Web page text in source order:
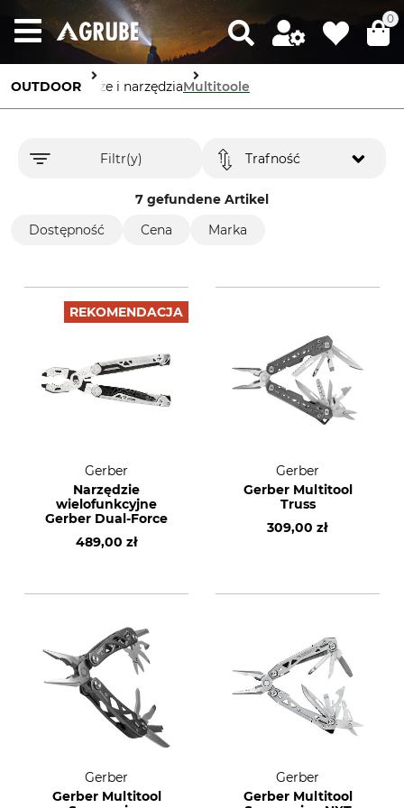
0
OUTDOOR Noże i narzędziaMultitoole
Filtr(y)
7 gefundene Artikel
Trafność
Dostępność Cena Marka
REKOMENDACJA
Gerber
Narzędzie
wielofunkcyjne
Gerber Dual-Force
489,00 zł
Gerber
Gerber Multitool
Truss
309,00 zł
Gerber
Gerber Multitool
Gerber
Gerber Multitool